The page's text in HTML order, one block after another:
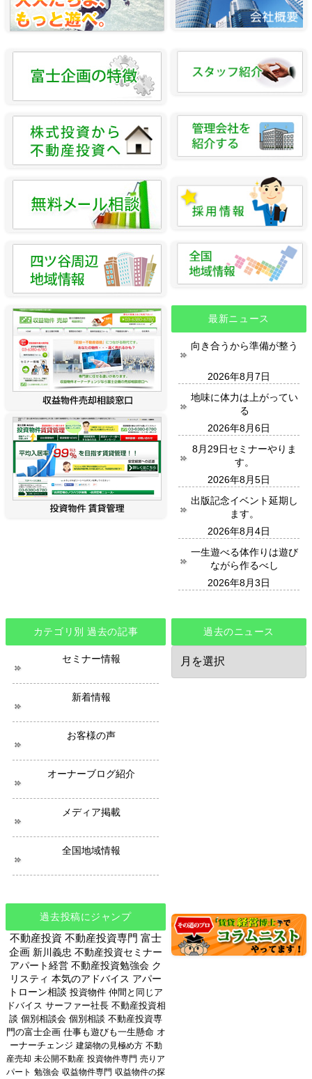
最新ニュース
向き合うから準備が整う
2026年8月7日
地味に体力は上がってい
る
2026年8月6日
8月29日セミナーやりま
す。
2026年8月5日
出版記念イベント延期し
ます。
2026年8月4日
一生遊べる体作りは遊び
ながら作るべし
2026年8月3日
カテゴリ別 過去の記事
セミナー情報
新着情報
お客様の声
オーナーブログ紹介
メディア掲載
全国地域情報
過去のニュース
過
の
過去投稿にジャンプ
不動産投資 不動産投資専門 富士
企画 新川義忠 不動産投資セミナー
アパート経営 不動産投資勉強会 ク
リスティ 本気のアドバイス アパー
トローン相談 投資物件 仲間と同じア
ドバイス サーファー社長 不動産投資相
談 個別相談会 個別相談 不動産投資専
門の富士企画 仕事も遊びも一生懸命 オ
ーナーチェンジ 建築物の見極め方 不動
産売却 未公開不動産 投資物件専門 売りア
パート 勉強会 収益物件専門 収益物件の探